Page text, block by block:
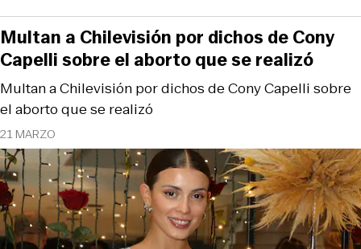
21 MARZO
Multan a Chilevisión por dichos de Cony Capelli sobre
el aborto que se realizó
Multan a Chilevisión por dichos de Cony
Capelli sobre el aborto que se realizó